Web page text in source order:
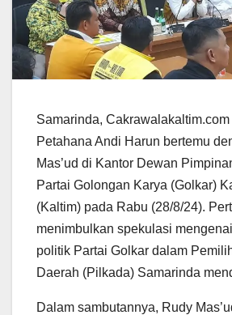
Samarinda, Cakrawalakaltim.com
Petahana Andi Harun bertemu
Mas’ud di Kantor Dewan
Partai Golongan Karya (Golkar)
(Kaltim) pada Rabu (28/8/24).
menimbulkan spekulasi
politik Partai Golkar dalam
Daerah (Pilkada) Samarinda
Dalam sambutannya, Rudy